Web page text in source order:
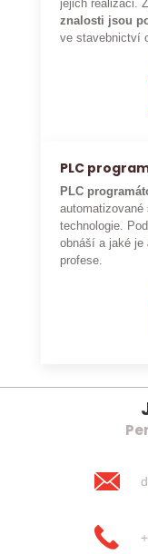
jejich realizaci.
znalosti jsou
ve stavebnictví
PLC
PLC
technologie.
obnáší a jaké je
profese.